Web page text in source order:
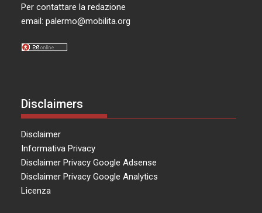
Per contattare la redazione
email:palermo@mobilita.org
Disclaimers
Disclaimer
Informativa Privacy
Disclaimer Privacy Google Adsense
Disclaimer Privacy Google Analytics
Licenza